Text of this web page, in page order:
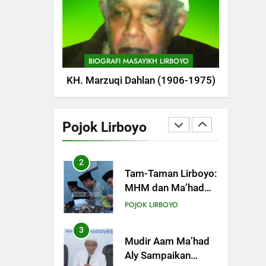
BIOGRAFI MASAYIKH LIRBOYO
KH. Marzuqi Dahlan (1906-1975)
Pojok Lirboyo
Pondok Lirboyo
Bangun Tempat
Khusus Sambangan
Santri
POJOK LIRBOYO
2
MHM dan Ma’had
Aly Gelar Koreksian
POJOK LIRBOYO
3
Mudir Aam Ma’had
Aly Sampaikan
Pentingnya
Dauroh Ilmiah
POJOK LIRBOYO
4
Dauroh Ilmiah
Ma’had Aly Lirboyo